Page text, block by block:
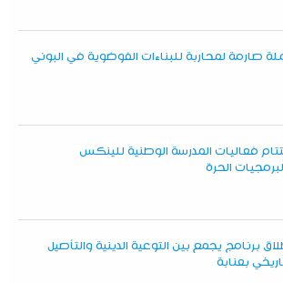
صارمة لمحاربة للبناءات الفوضوية في البوني
فعاليات المدرسة الوطنية للينكس
الحرة
برنامج يجمع بين التوعية الدينية والتأصيل
بعنابة